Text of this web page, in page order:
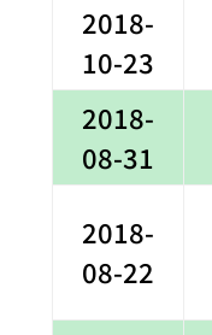
2018-
10-23
2018-
08-31
2018-
08-22